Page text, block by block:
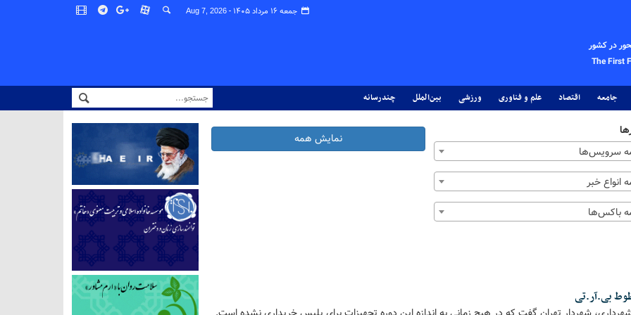
جمعه ۱۶ مرداد ۱۴۰۵ - Aug 7, 2026
در کشور
The First
جامعه اقتصاد علم و فناوری ورزشی بین‌الملل چندرسانه
سرویس‌ها
انواع خبر
باکس‌ها
نمایش همه
بی.آر.تی